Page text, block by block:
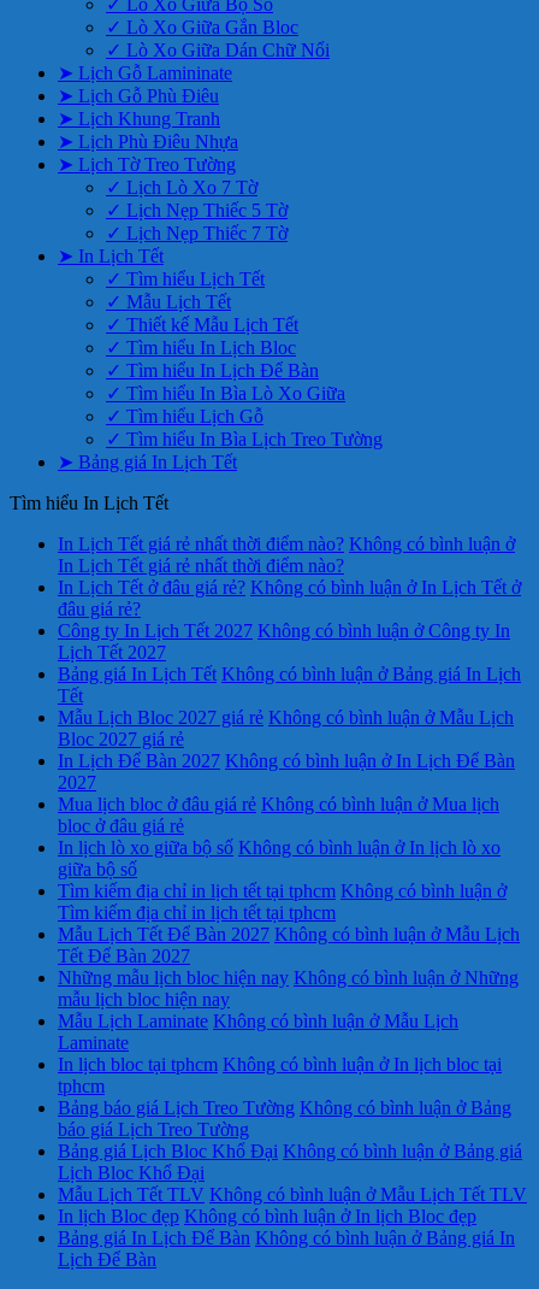
✓ Lò Xo Giữa Gắn Bloc
✓ Lò Xo Giữa Dán Chữ Nổi
➤ Lịch Gỗ Lamininate
➤ Lịch Gỗ Phù Điêu
➤ Lịch Khung Tranh
➤ Lịch Phù Điêu Nhựa
➤ Lịch Tờ Treo Tường
✓ Lịch Lò Xo 7 Tờ
✓ Lịch Nẹp Thiếc 5 Tờ
✓ Lịch Nẹp Thiếc 7 Tờ
➤ In Lịch Tết
✓ Tìm hiểu Lịch Tết
✓ Mẫu Lịch Tết
✓ Thiết kế Mẫu Lịch Tết
✓ Tìm hiểu In Lịch Bloc
✓ Tìm hiểu In Lịch Để Bàn
✓ Tìm hiểu In Bìa Lò Xo Giữa
✓ Tìm hiểu Lịch Gỗ
✓ Tìm hiểu In Bìa Lịch Treo Tường
➤ Bảng giá In Lịch Tết
Tìm hiểu In Lịch Tết
In Lịch Tết giá rẻ nhất thời điểm nào? Không có bình luận ở
In Lịch Tết giá rẻ nhất thời điểm nào?
In Lịch Tết ở đâu giá rẻ? Không có bình luận ở In Lịch Tết ở
đâu giá rẻ?
Công ty In Lịch Tết 2027 Không có bình luận ở Công ty In
Lịch Tết 2027
Bảng giá In Lịch Tết Không có bình luận ở Bảng giá In Lịch
Tết
Mẫu Lịch Bloc 2027 giá rẻ Không có bình luận ở Mẫu Lịch
Bloc 2027 giá rẻ
In Lịch Để Bàn 2027 Không có bình luận ở In Lịch Để Bàn
2027
Mua lịch bloc ở đâu giá rẻ Không có bình luận ở Mua lịch
bloc ở đâu giá rẻ
In lịch lò xo giữa bộ số Không có bình luận ở In lịch lò xo
giữa bộ số
Tìm kiếm địa chỉ in lịch tết tại tphcm Không có bình luận ở
Tìm kiếm địa chỉ in lịch tết tại tphcm
Mẫu Lịch Tết Để Bàn 2027 Không có bình luận ở Mẫu Lịch
Tết Để Bàn 2027
Những mẫu lịch bloc hiện nay Không có bình luận ở Những
mẫu lịch bloc hiện nay
Mẫu Lịch Laminate Không có bình luận ở Mẫu Lịch
Laminate
In lịch bloc tại tphcm Không có bình luận ở In lịch bloc tại
tphcm
Bảng báo giá Lịch Treo Tường Không có bình luận ở Bảng
báo giá Lịch Treo Tường
Bảng giá Lịch Bloc Khổ Đại Không có bình luận ở Bảng giá
Lịch Bloc Khổ Đại
Mẫu Lịch Tết TLV Không có bình luận ở Mẫu Lịch Tết TLV
In lịch Bloc đẹp Không có bình luận ở In lịch Bloc đẹp
Bảng giá In Lịch Để Bàn Không có bình luận ở Bảng giá In
Lịch Để Bàn